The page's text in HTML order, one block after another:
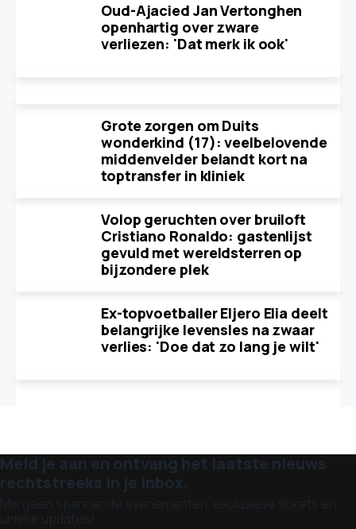
Oud-Ajacied Jan Vertonghen
openhartig over zware
verliezen: 'Dat merk ik ook'
Grote zorgen om Duits
wonderkind (17): veelbelovende
middenvelder belandt kort na
toptransfer in kliniek
Volop geruchten over bruiloft
Cristiano Ronaldo: gastenlijst
gevuld met wereldsterren op
bijzondere plek
Ex-topvoetballer Eljero Elia deelt
belangrijke levensles na zwaar
verlies: 'Doe dat zo lang je wilt'
Meld je aan en ontvang het laatste nieuws
rechtstreeks in je inbox.
Mis geen spannende evenementen, exclusieve tickets en
unieke updates!